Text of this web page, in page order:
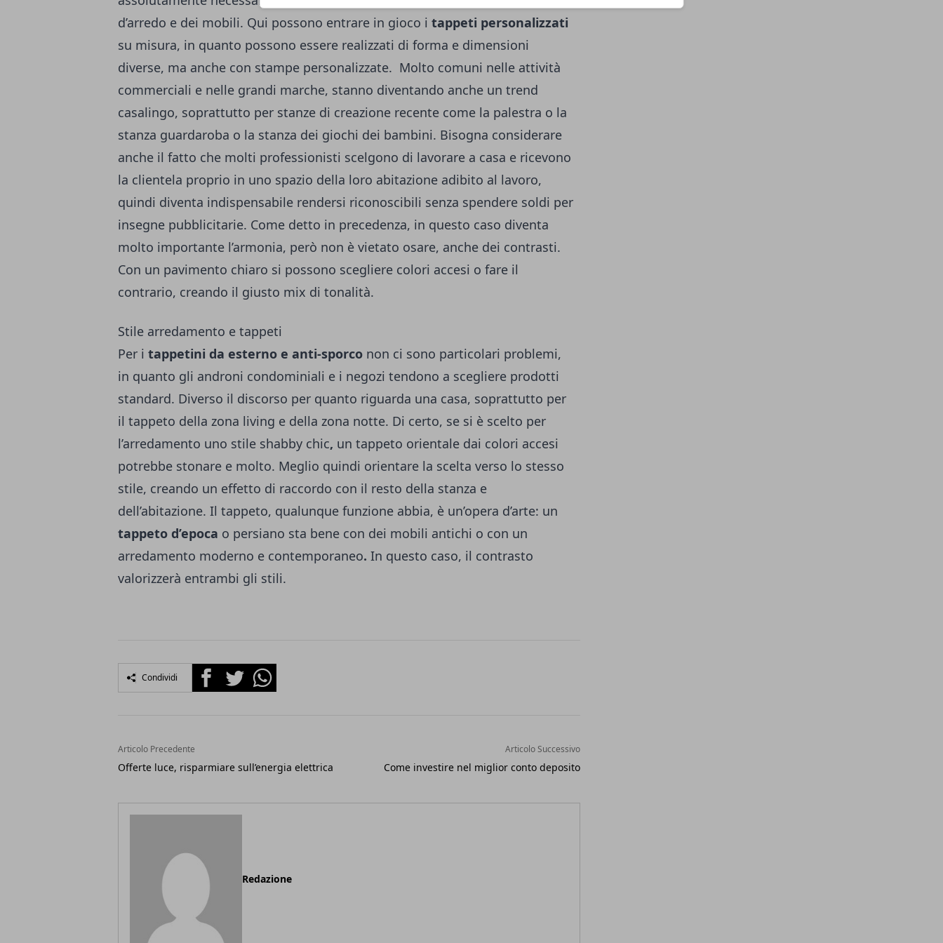
d’arredo e dei mobili. Qui possono entrare in gioco i tappeti personalizzati
su misura, in quanto possono essere realizzati di forma e dimensioni
diverse, ma anche con stampe personalizzate. Molto comuni nelle attività
commerciali e nelle grandi marche, stanno diventando anche un trend
casalingo, soprattutto per stanze di creazione recente come la palestra o la
stanza guardaroba o la stanza dei giochi dei bambini. Bisogna considerare
anche il fatto che molti professionisti scelgono di lavorare a casa e ricevono
la clientela proprio in uno spazio della loro abitazione adibito al lavoro,
quindi diventa indispensabile rendersi riconoscibili senza spendere soldi per
insegne pubblicitarie. Come detto in precedenza, in questo caso diventa
molto importante l’armonia, però non è vietato osare, anche dei contrasti.
Con un pavimento chiaro si possono scegliere colori accesi o fare il
contrario, creando il giusto mix di tonalità.
Stile arredamento e tappeti
Per i tappetini da esterno e anti-sporco non ci sono particolari problemi,
in quanto gli androni condominiali e i negozi tendono a scegliere prodotti
standard. Diverso il discorso per quanto riguarda una casa, soprattutto per
il tappeto della zona living e della zona notte. Di certo, se si è scelto per
l’arredamento uno stile shabby chic, un tappeto orientale dai colori accesi
potrebbe stonare e molto. Meglio quindi orientare la scelta verso lo stesso
stile, creando un effetto di raccordo con il resto della stanza e
dell’abitazione. Il tappeto, qualunque funzione abbia, è un’opera d’arte: un
tappeto d’epoca o persiano sta bene con dei mobili antichi o con un
arredamento moderno e contemporaneo. In questo caso, il contrasto
valorizzerà entrambi gli stili.
Condividi FacebookTwitterWhatsapp
Articolo Precedente
Offerte luce, risparmiare sull’energia elettrica
Articolo Successivo
Come investire nel miglior conto deposito
Redazione